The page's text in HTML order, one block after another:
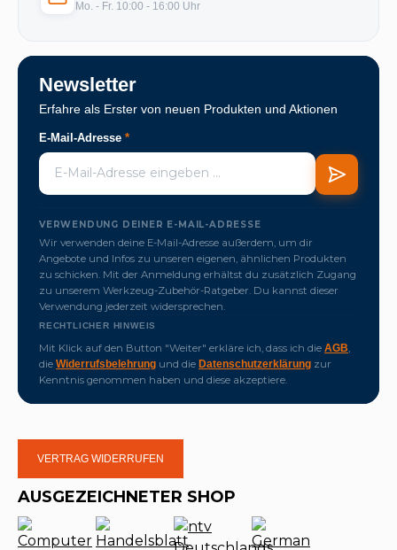
Mo. - Fr. 10:00 - 16:00 Uhr
Newsletter
Erfahre als Erster von neuen Produkten und Aktionen
E-Mail-Adresse *
VERWENDUNG DEINER E-MAIL-ADRESSE
Wir verwenden deine E-Mail-Adresse außerdem, um dir
Angebote und Infos zu unseren eigenen, ähnlichen Produkten
zu schicken. Mit der Anmeldung erhältst du zusätzlich Zugang
zu unserem Werkzeug-Zubehör-Ratgeber. Du kannst dieser
Verwendung jederzeit widersprechen.
RECHTLICHER HINWEIS
Mit Klick auf den Button "Weiter" erkläre ich, dass ich die AGB
die Widerrufsbelehrung und die Datenschutzerklärung zur
Kenntnis genommen haben und diese akzeptiere.
VERTRAG WIDERRUFEN
AUSGEZEICHNETER SHOP